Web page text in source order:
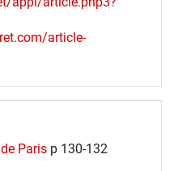
article-
Paris p 130-132